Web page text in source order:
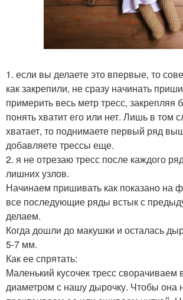
1. если вы делаете это впервые, то
как закрепили, не сразу начинать
примерить весь метр тресс, закрепляя
понять хватит его или нет. Лишь в том
хватает, то поднимаете первый ряд
добавляете трессы еще.
2. я не отрезаю тресс после каждого
лишних узлов.
Начинаем пришивать как показано на
все последующие ряды встык с
делаем.
Когда дошли до макушки и осталась
5-7 мм.
Как ее спрятать:
Маленький кусочек тресс сворачиваем
диаметром с нашу дырочку. Чтобы она